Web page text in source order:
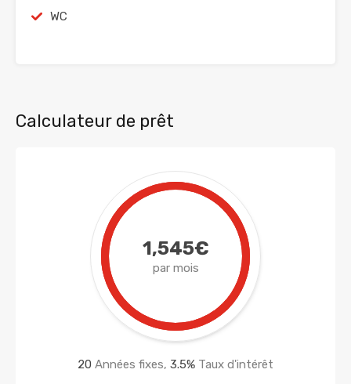
WC
Calculateur de prêt
1,545€
par mois
20 Années fixes, 3.5% Taux d'intérêt